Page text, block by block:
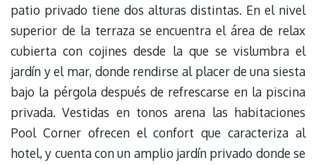
patio privado tiene dos alturas distintas. En el nivel
superior de la terraza se encuentra el área de relax
cubierta con cojines desde la que se vislumbra el
jardín y el mar, donde rendirse al placer de una siesta
bajo la pérgola después de refrescarse en la piscina
privada. Vestidas en tonos arena las habitaciones
Pool Corner ofrecen el confort que caracteriza al
hotel, y cuenta con un amplio jardín privado donde se